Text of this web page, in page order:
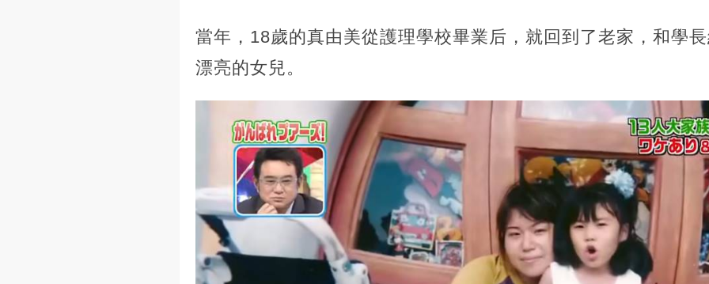
當年，18歲的真由美從護理學校畢業后，就回到了老家，和學
漂亮的女兒。